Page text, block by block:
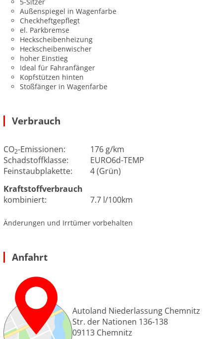
Außenspiegel in Wagenfarbe
Checkheftgepflegt
el. Parkbremse
Heckscheibenheizung
Heckscheibenwischer
hoher Einstieg
Ideal für Fahranfänger
Kopfstützen hinten
Stoßfänger in Wagenfarbe
Verbrauch
CO2-Emissionen:
176 g/km
Schadstoffklasse:
EURO6d-TEMP
Feinstaubplakette:
4 (Grün)
Kraftstoffverbrauch
kombiniert:
7.7 l/100km
Änderungen und Irrtümer vorbehalten
Anfahrt
Autoland Niederlassung Chemnitz
Str. der Nationen 136-138
09113 Chemnitz